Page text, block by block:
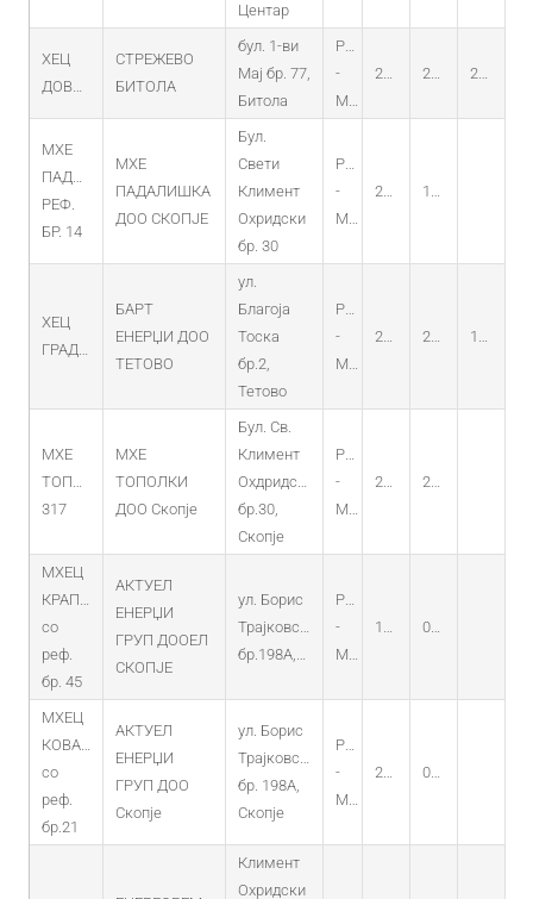
Центар
ХЕЦ
ДОВЛЕЏИК
СТРЕЖЕВО
БИТОЛА
бул. 1-ви
Мај бр. 77,
Битола
PO
-
MHEC
22.11.2019 22.11.2019 22.11.2029
МХЕ
ПАДАЛИШКА
РЕФ.
БР. 14
МХЕ
ПАДАЛИШКА
ДОО СКОПЈЕ
Бул.
Свети
Климент
Охридски
бр. 30
PO
-
MHEC
22.04.2019 10.04.2019
ХЕЦ
ГРАДИШТЕ
БАРТ
ЕНЕРЏИ ДОО
ТЕТОВО
ул.
Благоја
Тоска
бр.2,
Тетово
PO
-
MHEC
28.03.2022 28.03.2022 18.02.2022
МХЕ
ТОПОЛКИ
317
МХЕ
ТОПОЛКИ
ДОО Скопје
Бул. Св.
Климент
Охдридски
бр.30,
Скопје
PO
-
MHEC
23.12.2019 23.12.2019
МХЕЦ
КРАПСКА
со
реф.
бр. 45
АКТУЕЛ
ЕНЕРЏИ
ГРУП ДООЕЛ
СКОПЈЕ
ул. Борис
Трајковски
бр.198А,Скопје
PO
-
MHEC
15.04.2020 02.04.2020
МХЕЦ
КОВАЧКА
со
реф.
бр.21
АКТУЕЛ
ЕНЕРЏИ
ГРУП ДОО
Скопје
ул. Борис
Трајковски
бр. 198А,
Скопје
PO
-
MHEC
20.02.2020 06.12.2020
Климент
Охридски